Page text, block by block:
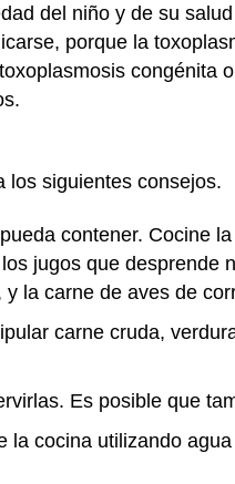
del niño y de su
porque la
congénita
los siguientes consejos.
contener. Cocine
jugos que desprende
la carne de aves de
carne cruda,
Es posible que
cocina utilizando